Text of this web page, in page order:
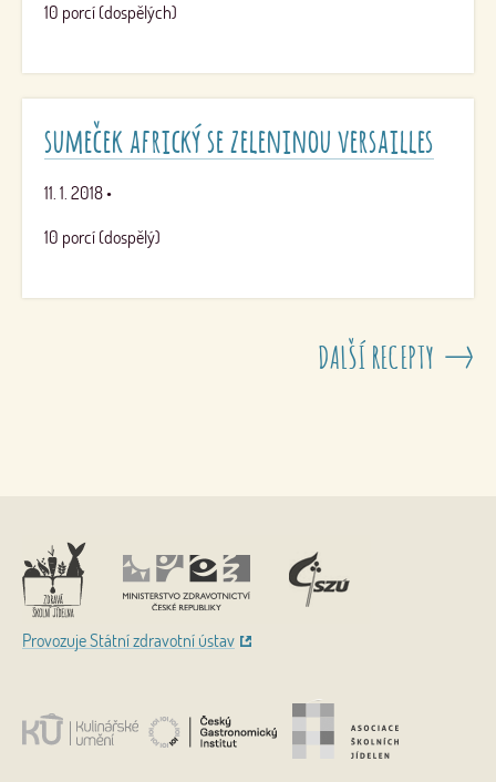
10 porcí (dospělých)
sumeček africký se zeleninou versailles
11. 1. 2018•
10 porcí (dospělý)
DALŠÍ RECEPTY
Provozuje Státní zdravotní ústav